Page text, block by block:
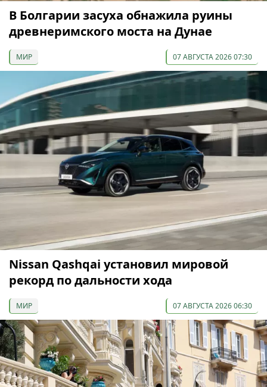
В Болгарии засуха обнажила руины
древнеримского моста на Дунае
МИР 07 АВГУСТА 2026 07:30
Nissan Qashqai установил мировой
рекорд по дальности хода
МИР 07 АВГУСТА 2026 06:30